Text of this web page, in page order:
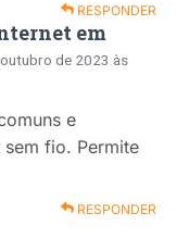
RESPONDER
em
outubro de 2023 às
e
fio. Permite
RESPONDER